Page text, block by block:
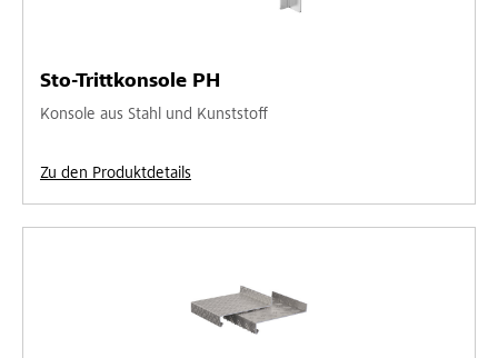
Sto-Trittkonsole PH
Konsole aus Stahl und Kunststoff
Zu den Produktdetails